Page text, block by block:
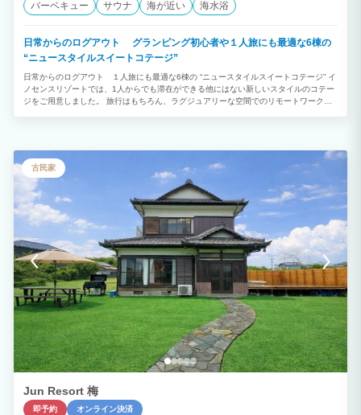
バーベキュー サウナ 海が近い 海水浴
日常からのログアウト グランピング初心者や１人旅にも最適な6棟の
“ニュースタイルスイートコテージ”
日常からのログアウト １人旅にも最適な6棟の “ニュースタイルスイートコテージ” イ
ノセンスリゾートでは、1人からでも滞在ができる他にはない新しいスタイルのコテー
ジをご用意しました。 旅行はもちろん、ラグジュアリーな空間でのリモートワークと
お楽しみください。
古民家
Jun Resort 梅
即予約 オンライン決済